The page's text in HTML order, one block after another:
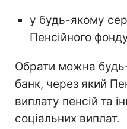
у будь-якому
Пенсійного
Обрати можна
банк, через який
виплату пенсій та
соціальних виплат.